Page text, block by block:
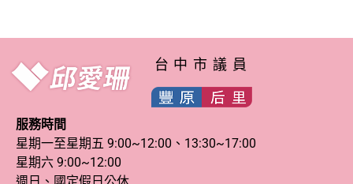
台中市議員
服務時間
星期一至星期五 9:00~12:00、13:30~17:00
星期六 9:00~12:00